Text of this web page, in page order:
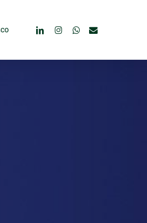
linkedininstagramwhatsapp
email